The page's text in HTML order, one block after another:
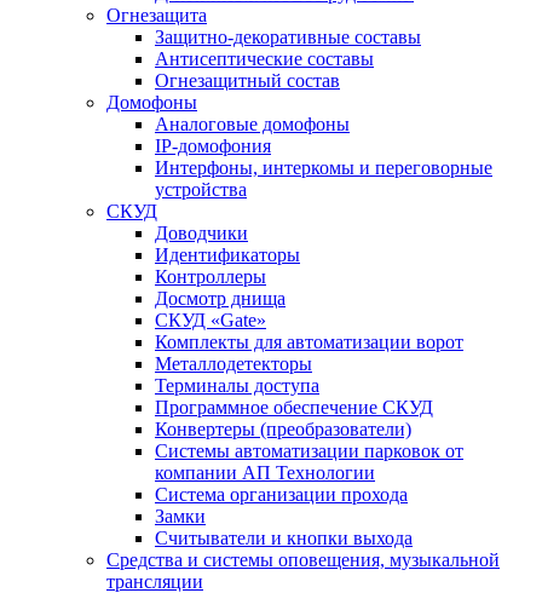
Огнезащита
Защитно-декоративные составы
Антисептические составы
Огнезащитный состав
Домофоны
Аналоговые домофоны
IP-домофония
Интерфоны, интеркомы и переговорные
устройства
СКУД
Доводчики
Идентификаторы
Контроллеры
Досмотр днища
СКУД «Gate»
Комплекты для автоматизации ворот
Металлодетекторы
Терминалы доступа
Программное обеспечение СКУД
Конвертеры (преобразователи)
Системы автоматизации парковок от
компании АП Технологии
Система организации прохода
Замки
Считыватели и кнопки выхода
Средства и системы оповещения, музыкальной
трансляции